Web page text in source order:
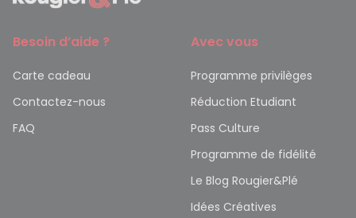
Besoin d’aide ?
Carte cadeau
Contactez-nous
FAQ
Avec vous
Programme privilèges
Réduction Etudiant
Pass Culture
Programme de fidélité
Le Blog Rougier&Plé
Idées Créatives